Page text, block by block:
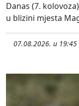
Danas (7.
u blizini mjesta
07.08.2026. u 19:45